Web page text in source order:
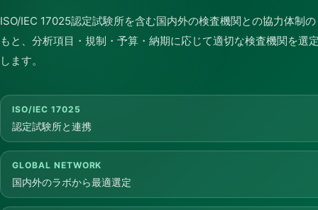
ISO/IEC 17025認定試験所を含む国内外の検査機関との協力体制の
もと、分析項目・規制・予算・納期に応じて適切な検査機関を選
します。
ISO/IEC 17025
認定試験所と連携
GLOBAL NETWORK
国内外のラボから最適選定